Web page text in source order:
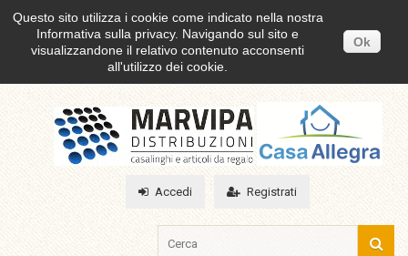
Questo sito utilizza i cookie come indicato nella nostra
Informativa sulla privacy. Navigando sul sito e
visualizzandone il relativo contenuto acconsenti
all'utilizzo dei cookie.
Ok
Accedi Registrati